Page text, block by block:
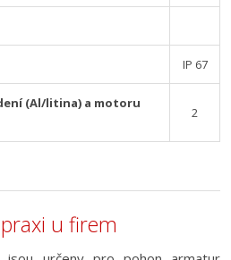
IP 67
(Al/litina) a motoru
2
u firem